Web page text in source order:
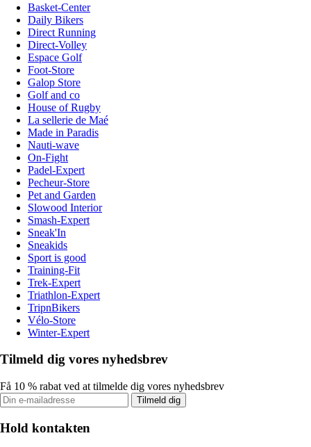
Basket-Center
Daily Bikers
Direct Running
Direct-Volley
Espace Golf
Foot-Store
Galop Store
Golf and co
House of Rugby
La sellerie de Maé
Made in Paradis
Nauti-wave
On-Fight
Padel-Expert
Pecheur-Store
Pet and Garden
Slowood Interior
Smash-Expert
Sneak'In
Sneakids
Sport is good
Training-Fit
Trek-Expert
Triathlon-Expert
TripnBikers
Vélo-Store
Winter-Expert
Tilmeld dig vores nyhedsbrev
Få 10 % rabat ved at tilmelde dig vores nyhedsbrev
Tilmeld dig
Hold kontakten